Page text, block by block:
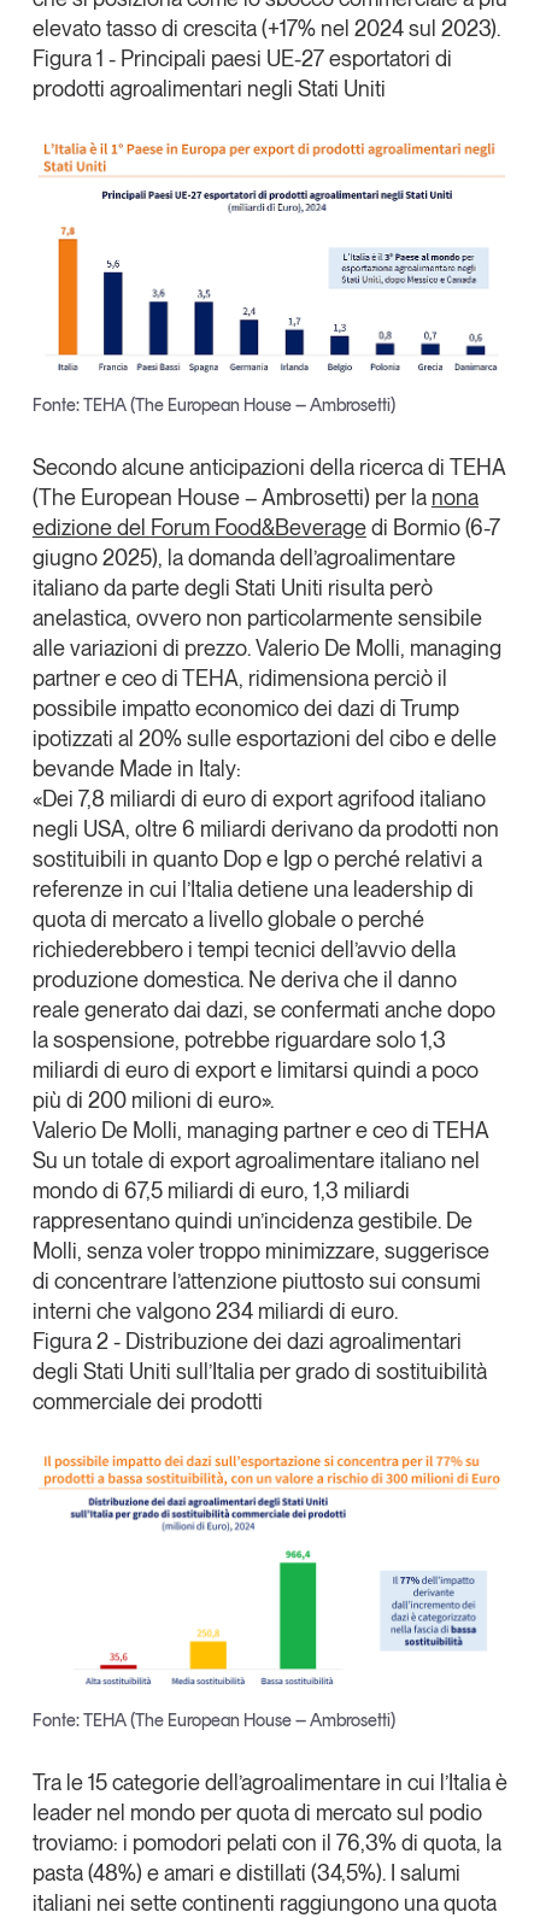
Un anno di
Tendenze2026
Leggi il magazine
Tendenze è il magazine di GS1 Italy che racconta in
consumo e dell’economia a professionisti e
consumatori
GS1 Italy GS1 Italy GS1 Italy
Tendenze
GS1 Italy
elevato tasso di crescita (+17% nel 2024 sul 2023).
Figura 1 - Principali paesi UE-27 esportatori di
prodotti agroalimentari negli Stati Uniti
Fonte: TEHA (The European House – Ambrosetti)
Secondo alcune anticipazioni della ricerca di TEHA
(The European House – Ambrosetti) per la nona
edizione del Forum Food&Beveragedi Bormio (6-7
giugno 2025), la domanda dell’agroalimentare
italiano da parte degli Stati Uniti risulta però
anelastica, ovvero non particolarmente sensibile
alle variazioni di prezzo.Valerio De Molli, managing
partner e ceo di TEHA, ridimensiona perciò il
possibile impatto economico dei dazi di Trump
ipotizzati al 20% sulle esportazioni del cibo e delle
bevande Made in Italy:
«Dei 7,8 miliardi di euro di export agrifood italiano
negli USA, oltre 6 miliardi derivano da prodotti non
sostituibili in quanto Dop e Igp o perché relativi a
referenze in cui l’Italia detiene una leadership di
quota di mercato a livello globale o perché
richiederebbero i tempi tecnici dell’avvio della
produzione domestica. Ne deriva che il danno
reale generato dai dazi, se confermati anche dopo
la sospensione, potrebbe riguardare solo 1,3
miliardi di euro di export e limitarsi quindi a poco
più di 200 milioni di euro».
Valerio De Molli, managing partner e ceo di TEHA
Su un totale di export agroalimentare italiano nel
mondo di 67,5 miliardi di euro, 1,3 miliardi
rappresentano quindi un’incidenza gestibile. De
Molli, senza voler troppo minimizzare, suggerisce
di concentrare l’attenzione piuttosto sui consumi
interni che valgono 234 miliardi di euro.
Figura 2 - Distribuzione dei dazi agroalimentari
degli Stati Uniti sull’Italia per grado di sostituibilità
commerciale dei prodotti
Fonte: TEHA (The European House – Ambrosetti)
Tra le 15 categorie dell’agroalimentare in cui l’Italia è
leader nel mondo per quota di mercatosul podio
troviamo: i pomodori pelati con il 76,3% di quota, la
pasta (48%) e amari e distillati (34,5%). I salumi
italiani nei sette continenti raggiungono una quota